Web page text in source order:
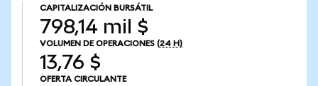
CAPITALIZACIÓN BURSÁTIL
798,14 mil $
VOLUMEN DE OPERACIONES (24 H)
13,76 $
OFERTA CIRCULANTE